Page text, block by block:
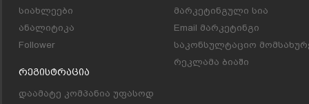
სიახლეები
ანალიტიკა
Follower
Რეგისტრაცია
დაამატე კომპანია უფასოდ
მარკეტინგული სია
Email მარკეტინგი
საკონსულტაციო
რეკლამა ბიაში